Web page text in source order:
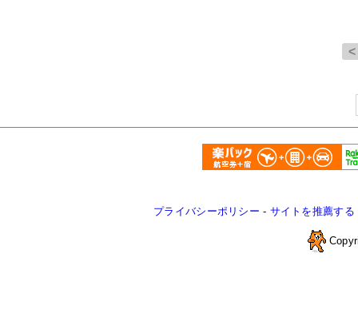
プライバシーポリシー - サイトを推薦する